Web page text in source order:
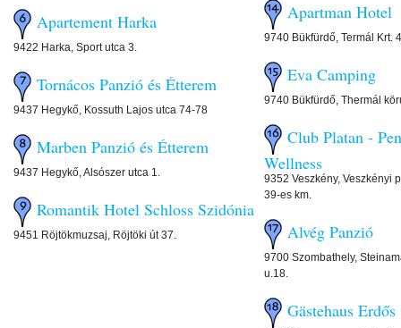
Apartement Harka
9422 Harka, Sport utca 3.
Tornácos Panzió és Étterem
9437 Hegykő, Kossuth Lajos utca 74-78
Marben Panzió és Étterem
9437 Hegykő, Alsószer utca 1.
Romantik Hotel Schloss Szidónia
9451 Röjtökmuzsaj, Röjtöki út 37.
Apartman Hotel
9740 Bükfürdő, Termál Krt.
Eva Camping
9740 Bükfürdő, Thermál
Club Platan -
Wellness
9352 Veszkény, Veszkényi
39-es km.
Alvég Panzió
9700 Szombathely,
u.18.
Gästehaus Erdős